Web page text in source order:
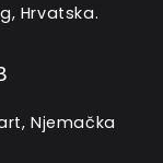
Hrvatska.
Njemačka